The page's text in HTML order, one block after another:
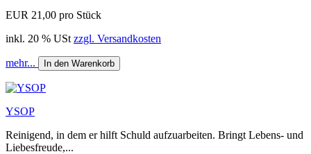
EUR 21,00 pro Stück
inkl. 20 % USt zzgl. Versandkosten
mehr... In den Warenkorb
YSOP
Reinigend, in dem er hilft Schuld aufzuarbeiten. Bringt Lebens- und
Liebesfreude,...